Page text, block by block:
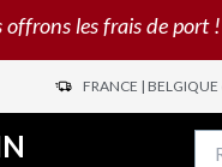
les frais de port
FRANCE | BELGIQUE